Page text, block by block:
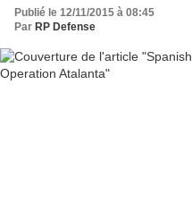
Publié le 12/11/2015 à 08:45
Par RP Defense